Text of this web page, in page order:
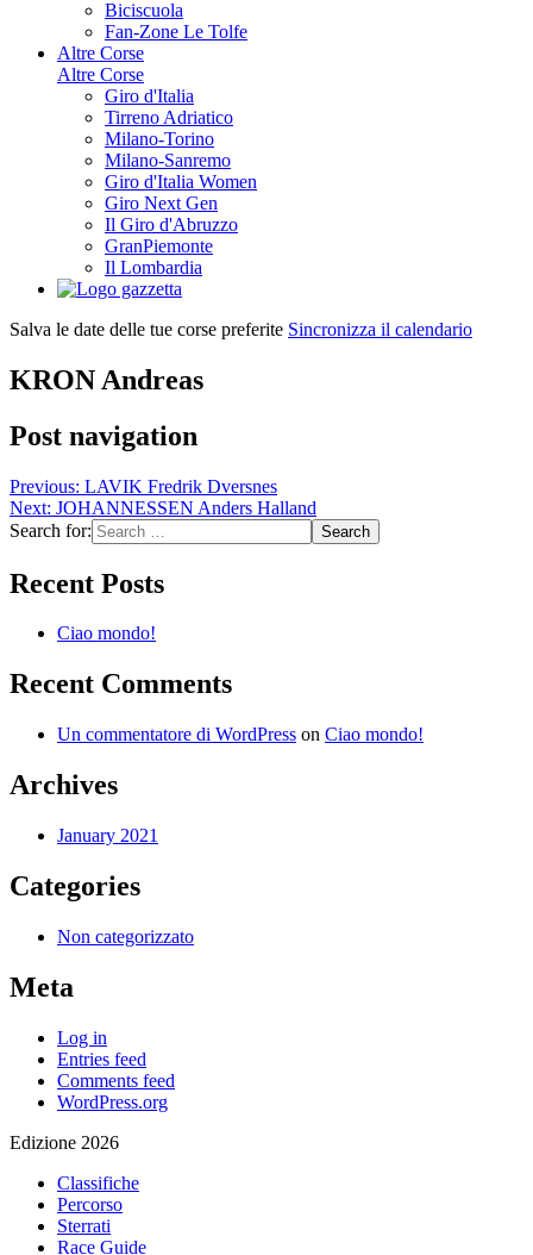
Biciscuola
Fan-Zone Le Tolfe
Altre Corse
Altre Corse
Giro d'Italia
Tirreno Adriatico
Milano-Torino
Milano-Sanremo
Giro d'Italia Women
Giro Next Gen
Il Giro d'Abruzzo
GranPiemonte
Il Lombardia
Salva le date delle tue corse preferite Sincronizza il calendario
KRON Andreas
Post navigation
Previous: LAVIK Fredrik Dversnes
Next: JOHANNESSEN Anders Halland
Search for:
Recent Posts
Ciao mondo!
Recent Comments
Un commentatore di WordPress on Ciao mondo!
Archives
January 2021
Categories
Non categorizzato
Meta
Log in
Entries feed
Comments feed
WordPress.org
Edizione 2026
Classifiche
Percorso
Sterrati
Race Guide